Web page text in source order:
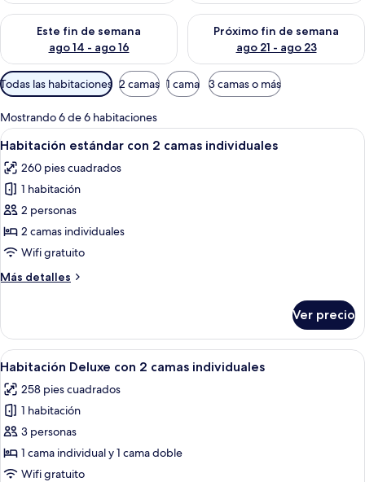
Este fin de semana
ago 14 - ago 16
Consulta la disponibilidad para este fin de semana ago 14 -
Próximo fin de semana
ago 21 - ago 23
Consulta la disponibilidad
Filtros
disponibles
para
las
habitaciones
Todas las habitaciones 2 camas 1 cama 3 camas o más
Mostrando 6 de 6 habitaciones
Abrir
todas
las
fotos
de
Habitación
estándar
2
Habitación de hotel con dos camas
3
Habitación estándar con 2 camas individuales
260 pies cuadrados
1 habitación
2 personas
2 camas individuales
Wifi gratuito
Más detalles
Más
estándar
con
2
individuales
Ver precio
Abrir
todas
las
fotos
de
Habitación
Deluxe
Habitación de hotel con dos camas,
3
Habitación Deluxe con 2 camas individuales
258 pies cuadrados
1 habitación
3 personas
1 cama individual y 1 cama doble
Wifi gratuito